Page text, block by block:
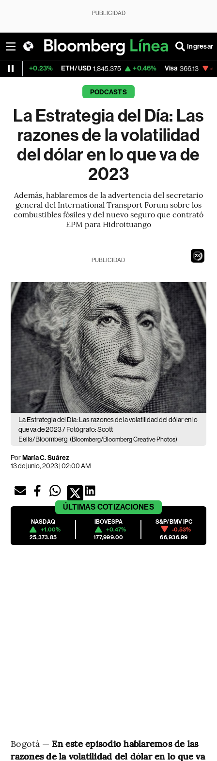
PUBLICIDAD
Ingresar
ETH/USD 1,845.375 +0.46% Visa 366.13 -0.04%
PODCASTS
La Estrategia del Día: Las
razones de la volatilidad
del dólar en lo que va de
2023
Además, hablaremos de la advertencia del secretario
general del International Transport Forum sobre los
combustibles fósiles y del nuevo seguro que contrató
EPM para Hidroituango
22
PUBLICIDAD
La Estrategia del Día: Las razones de la volatilidad del dólar en lo
que va de 2023 / Fotógrafo: Scott
Eells/Bloomberg (Bloomberg/Bloomberg Creative Photos)
PorMaría C. Suárez
13 de junio, 2023 | 02:00 AM
ÚLTIMAS COTIZACIONES
NASDAQ
+1.00%
25,373.85
IBOVESPA
+0.47%
177,999.00
S&P/BMV IPC
-0.53%
66,936.99
Bogotá — En este episodio hablaremos de las
razones de la volatilidad del dólar en lo que va